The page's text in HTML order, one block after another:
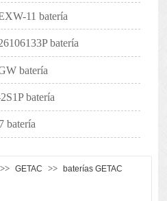
11 batería
batería
batería
batería
batería
>> GETAC >>
baterías GETAC